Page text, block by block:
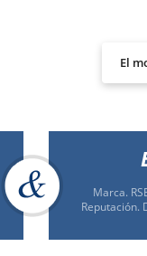
El
Marca.
Reputación.